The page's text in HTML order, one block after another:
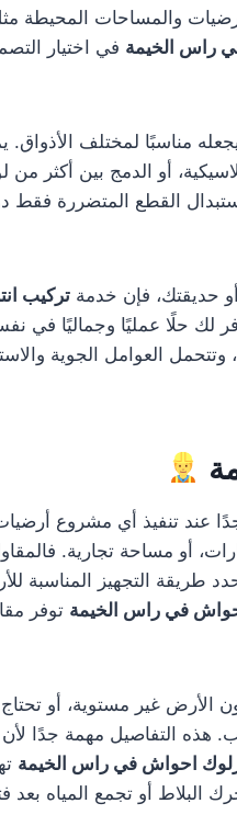
والمساحات المحيطة
راس الخيمة في اختيار
مناسبًا لمختلف
أو الدمج بين أكثر
القطع المتضررة فقط
حديقتك، فإن خدمة تركيب
لك حلًا عمليًا وجماليًا في
العوامل الجوية
عند تنفيذ أي مشروع
أو مساحة تجارية.
طريقة التجهيز المناسبة
في راس الخيمة توفر
الأرض غير مستوية، أو تحتاج
هذه التفاصيل مهمة جدًا لأن
احواش في راس الخيمة
أو تجمع المياه بعد